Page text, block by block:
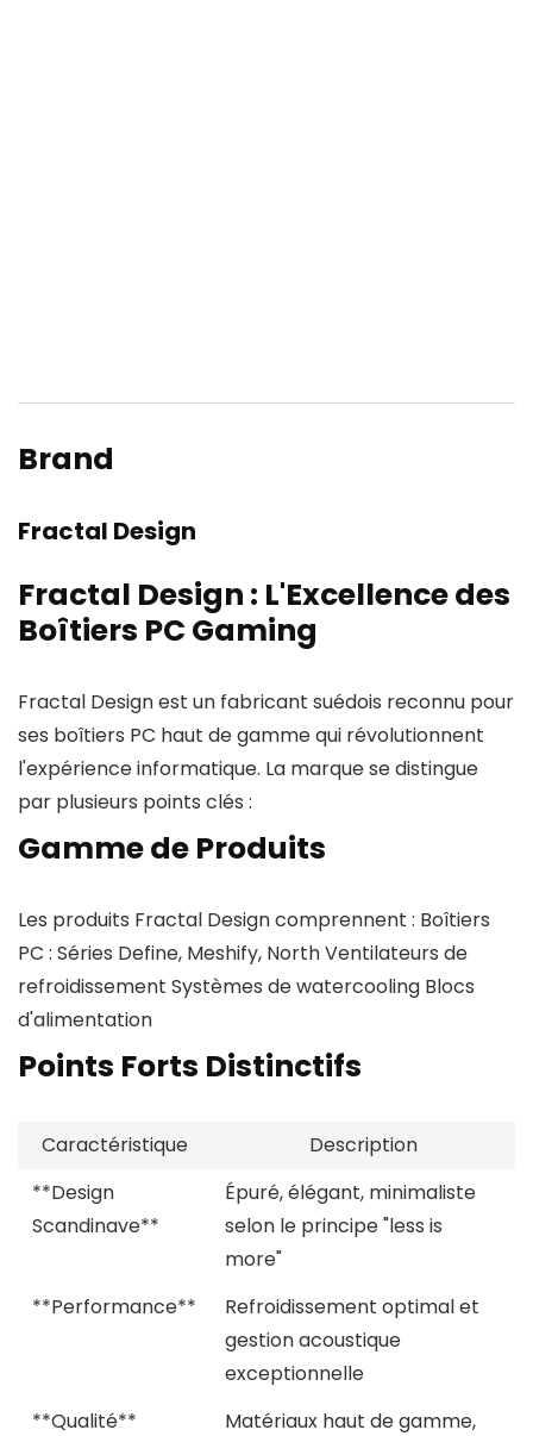
Brand
Fractal Design
Fractal Design : L'Excellence des
Boîtiers PC Gaming
Fractal Design est un fabricant suédois reconnu pour
ses boîtiers PC haut de gamme qui révolutionnent
l'expérience informatique. La marque se distingue
par plusieurs points clés :
Gamme de Produits
Les produits Fractal Design comprennent : Boîtiers
PC : Séries Define, Meshify, North Ventilateurs de
refroidissement Systèmes de watercooling Blocs
d'alimentation
Points Forts Distinctifs
Caractéristique
Description
**Design
Scandinave**
Épuré, élégant, minimaliste
selon le principe "less is
more"
**Performance**
Refroidissement optimal et
gestion acoustique
exceptionnelle
**Qualité**
Matériaux haut de gamme,